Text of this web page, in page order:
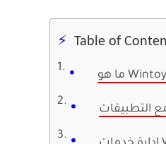
Table of
التطبيقات